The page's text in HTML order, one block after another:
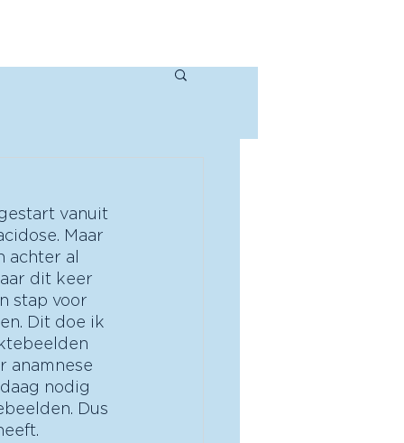
vanuit
Maar
achter al
dit keer
stap voor
Dit doe ik
anamnese
nodig
Dus